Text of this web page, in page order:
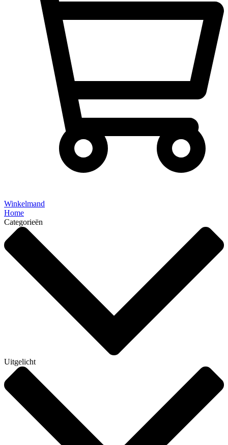
Winkelmand
Home
Categorieën
Uitgelicht